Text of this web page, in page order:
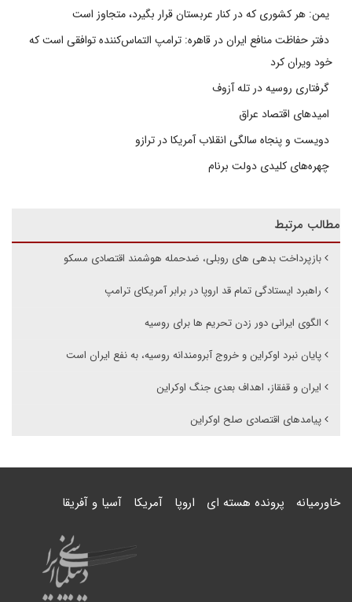
یمن: هر کشوری که در کنار عربستان قرار بگیرد، متجاوز است
دفتر حفاظت منافع ایران در قاهره: ترامپ التماس‌کننده توافقی است که
خود ویران کرد
گرفتاری روسیه در تله آزوف
امیدهای اقتصاد عراق
دویست و پنجاه سالگی انقلاب آمریکا در ترازو
چهره‌های کلیدی دولت برنام
مطالب مرتبط
بازپرداخت بدهی های روبلی، ضدحمله هوشمند اقتصادی مسکو
راهبرد ایستادگی تمام قد اروپا در برابر آمریکای ترامپ
الگوی ایرانی دور زدن تحریم ها برای روسیه
پایان نبرد اوکراین و خروج آبرومندانه روسیه، به نفع ایران است
ایران و قفقاز، اهداف بعدی جنگ اوکراین
پیامدهای اقتصادی صلح اوکراین
خاورمیانه پرونده هسته ای اروپا آمریکا آسیا و آفریقا